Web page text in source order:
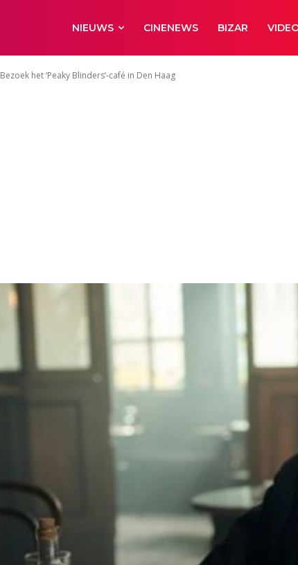
NIEUWS CINENEWS BIZAR
Bezoek het ‘Peaky Blinders’-café in Den Haag